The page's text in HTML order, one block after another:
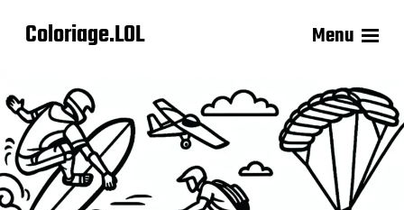
Coloriage.LOL Menu